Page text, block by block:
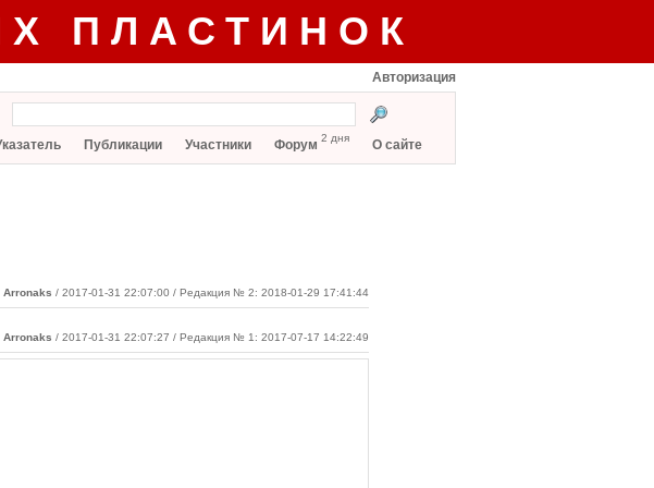
ПЛАСТИНОК
Авторизация
Публикации Участники Форум 2 дня О сайте
Arronaks / 2017-01-31 22:07:00 / Редакция № 2: 2018-01-29 17:41:44
Arronaks / 2017-01-31 22:07:27 / Редакция № 1: 2017-07-17 14:22:49